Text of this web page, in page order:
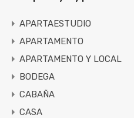
APARTAESTUDIO
APARTAMENTO
APARTAMENTO Y LOCAL
BODEGA
CABAÑA
CASA